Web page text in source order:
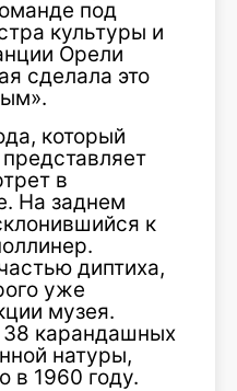
под
культуры и
Орели
сделала это
который
в
На заднем
к
диптиха,
уже
музея.
карандашных
натуры,
в 1960 году.